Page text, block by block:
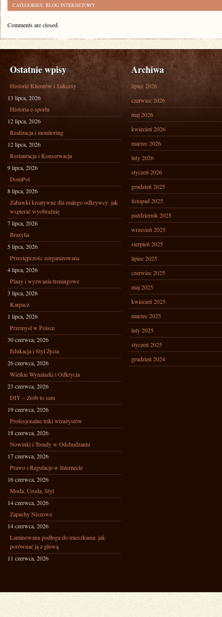
CATEGORIES: BLOG INTERNETOWY
Comments are closed.
Ostatnie wpisy
Historie Klientów i Sukcesy
13 lipca, 2026
Historia e-sportu
12 lipca, 2026
Realizacja i monitoring
12 lipca, 2026
Restauracja i Konserwacja
9 lipca, 2026
DomPol
8 lipca, 2026
Zabawki kreatywne dla małego odkrywcy: jak
wspierać wyobraźnię
7 lipca, 2026
Brazylia
5 lipca, 2026
Przestępczośc zorganizowana
4 lipca, 2026
Plany i wyzwania treningowe
3 lipca, 2026
Karpacz
1 lipca, 2026
Przemysł w Polsce
30 czerwca, 2026
Edukacja i Styl Życia
26 czerwca, 2026
Wielkie Wynalazki i Odkrycia
23 czerwca, 2026
DIY – Zrób to sam
19 czerwca, 2026
Profesjonalne triki wizażystów
18 czerwca, 2026
Nowinki i Trendy w Odchudzaniu
17 czerwca, 2026
Prawo i Regulacje w Internecie
16 czerwca, 2026
Moda, Uroda, Styl
14 czerwca, 2026
Zapachy Niszowe
14 czerwca, 2026
Laminowana podłoga do mieszkania: jak
porównać ją z głową
11 czerwca, 2026
Archiwa
lipiec 2026
czerwiec 2026
maj 2026
kwiecień 2026
marzec 2026
luty 2026
styczeń 2026
grudzień 2025
listopad 2025
październik 2025
wrzesień 2025
sierpień 2025
lipiec 2025
czerwiec 2025
maj 2025
kwiecień 2025
marzec 2025
luty 2025
styczeń 2025
grudzień 2024